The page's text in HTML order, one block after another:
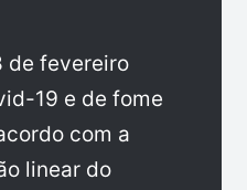
de fevereiro
19 e de fome
com a
linear do